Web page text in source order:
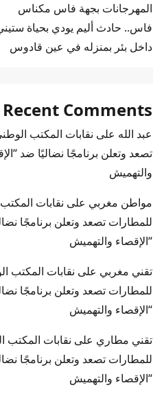
المهرجانات بجهة فاس مكناس
فاس.. حادث أليم يودي بحياة
داخل بئر بمنزله في عين قادوس
Recent Comments
عبد الله على نقابات المكتب
تصعد وتعلن برنامجًا نضاليًا ضد
والتهميش
مواطن مغربي على نقابات
للمطارات تصعد وتعلن برنامجًا
“الإقصاء والتهميش
تقني مغربي على نقابات المكتب
للمطارات تصعد وتعلن برنامجًا
“الإقصاء والتهميش
تقني مطاري على نقابات المكتب
للمطارات تصعد وتعلن برنامجًا
“الإقصاء والتهميش